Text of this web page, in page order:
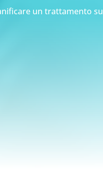
un trattamento su